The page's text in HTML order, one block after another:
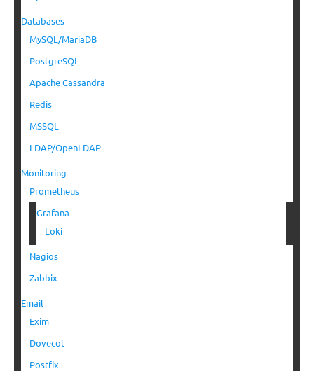
Databases
MySQL/MariaDB
PostgreSQL
Apache Cassandra
Redis
MSSQL
LDAP/OpenLDAP
Monitoring
Prometheus
Grafana
Loki
Nagios
Zabbix
Email
Exim
Dovecot
Postfix